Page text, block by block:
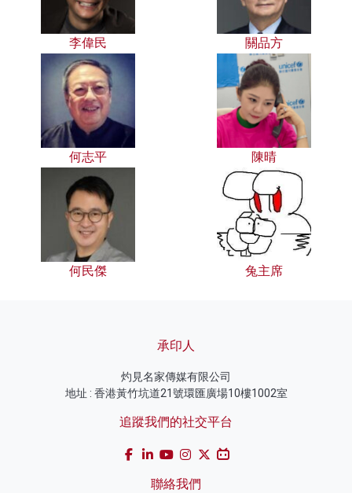
李偉民 關品方
何志平 陳晴
何民傑 兔主席
承印人
灼見名家傳媒有限公司
地址 : 香港黃竹坑道21號環匯廣場10樓1002室
追蹤我們的社交平台
聯絡我們